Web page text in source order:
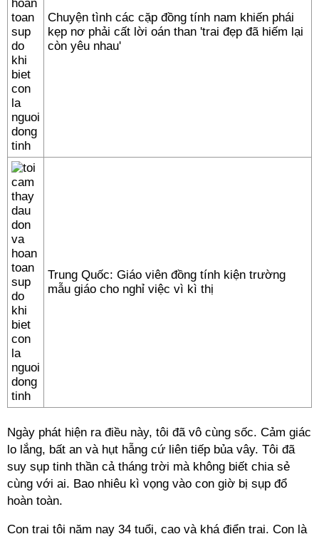
Chuyện tình các cặp đồng tính nam khiến phái
kẹp nơ phải cất lời oán than 'trai đẹp đã hiếm lại
còn yêu nhau'
Trung Quốc: Giáo viên đồng tính kiện trường
mẫu giáo cho nghỉ việc vì kì thị
Ngày phát hiện ra điều này, tôi đã vô cùng sốc. Cảm giác
lo lắng, bất an và hụt hẫng cứ liên tiếp bủa vây. Tôi đã
suy sụp tinh thần cả tháng trời mà không biết chia sẻ
cùng với ai. Bao nhiêu kì vọng vào con giờ bị sụp đổ
hoàn toàn.
Con trai tôi năm nay 34 tuổi, cao và khá điển trai. Con là